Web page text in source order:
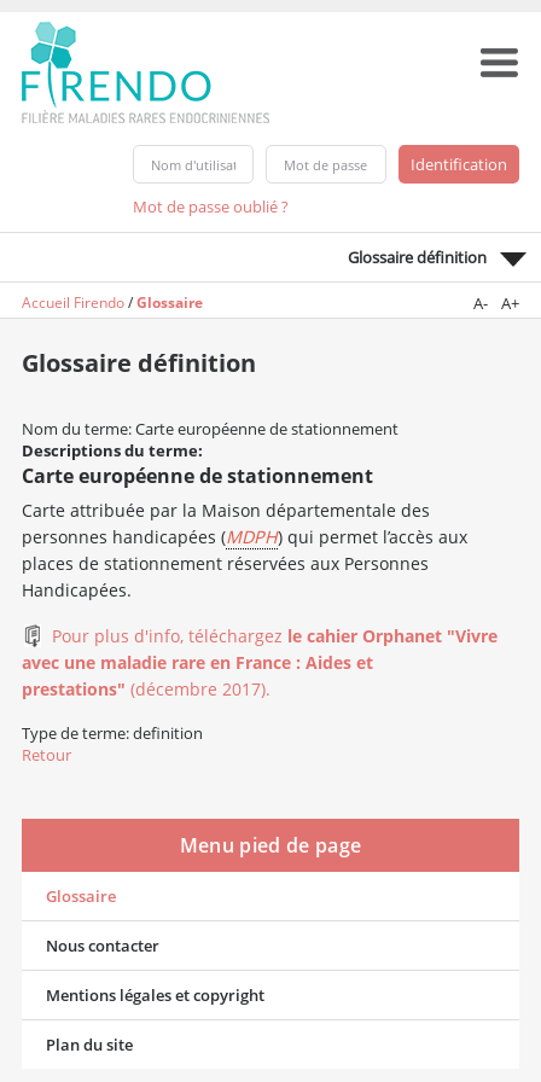
Mot de passe oublié ?
Glossaire définition
Accueil Firendo/Glossaire A- A+
Glossaire définition
Nom du terme: Carte européenne de stationnement
Descriptions du terme:
Carte européenne de stationnement
Carte attribuée par la Maison départementale des
personnes handicapées (MDPH) qui permet l’accès aux
places de stationnement réservées aux Personnes
Handicapées.
Pour plus d'info, téléchargez le cahier Orphanet "Vivre
avec une maladie rare en France : Aides et
prestations" (décembre 2017).
Type de terme: definition
Retour
Menu pied de page
Glossaire
Nous contacter
Mentions légales et copyright
Plan du site